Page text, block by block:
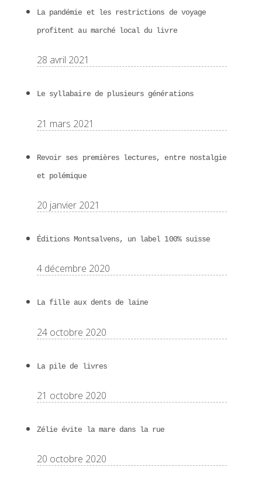
La pandémie et les restrictions de voyage
profitent au marché local du livre
28 avril 2021
Le syllabaire de plusieurs générations
21 mars 2021
Revoir ses premières lectures, entre nostalgie
et polémique
20 janvier 2021
Éditions Montsalvens, un label 100% suisse
4 décembre 2020
La fille aux dents de laine
24 octobre 2020
La pile de livres
21 octobre 2020
Zélie évite la mare dans la rue
20 octobre 2020